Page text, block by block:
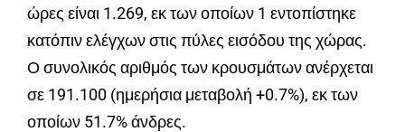
ώρες είναι 1.269, εκ των οποίων 1 εντοπίστηκε
κατόπιν ελέγχων στις πύλες εισόδου της χώρας.
Ο συνολικός αριθμός των κρουσμάτων ανέρχεται
σε 191.100 (ημερήσια μεταβολή +0.7%), εκ των
οποίων 51.7% άνδρες.